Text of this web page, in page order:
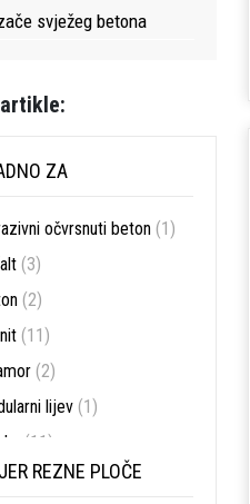
svježeg betona
ZA
očvrsnuti beton (1)
(3)
(2)
(11)
(2)
lijev (1)
(11)
(2)REZNE PLOČE